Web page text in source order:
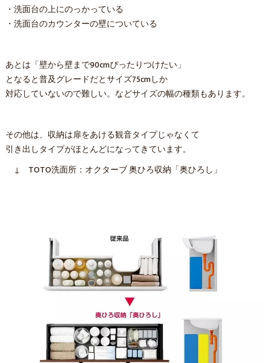
・洗面台の上にのっかっている
・洗面台のカウンターの壁についている
あとは「壁から壁まで90cmぴったりつけたい」
となると普及グレードだとサイズ75cmしか
対応していないので難しい。などサイズの幅の種類もあります。
その他は、収納は扉をあける観音タイプじゃなくて
引き出しタイプがほとんどになってきています。
↓ TOTO洗面所：オクターブ 奥ひろ収納「奥ひろし」